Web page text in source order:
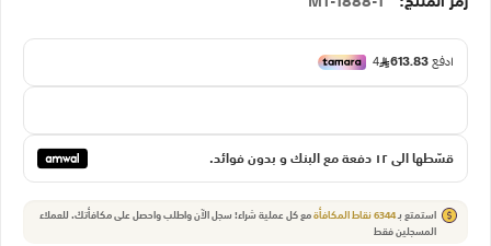
قسّطها الي ١٢ دفعة مع البنك و بدون فوائد.
استمتع بـ6344نقاط المكافأةمع كل عملية شراء! سجل الآن واطلب واحصل على مكافأتك.للعملاء
المسجلين فقط